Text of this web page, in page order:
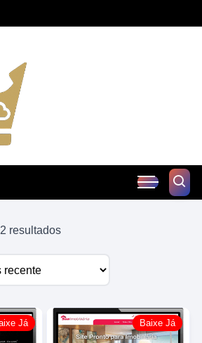
resultadosClassificado
Já Baixe Já